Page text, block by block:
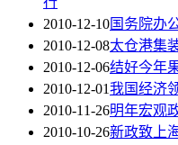
2010-12-10国务院办
2010-12-08太仓港集
2010-12-06结好今年
2010-12-01我国经济
2010-11-26明年宏观
2010-10-26新政致上